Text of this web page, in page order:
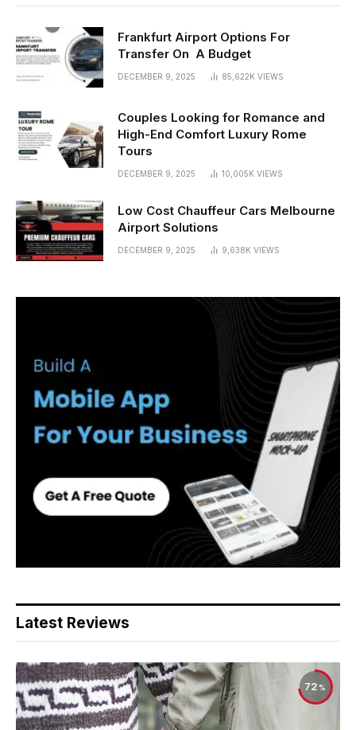
Frankfurt Airport Options For
Transfer On A Budget
DECEMBER 9, 2025 85,622K VIEWS
Couples Looking for Romance and
High-End Comfort Luxury Rome
Tours
DECEMBER 9, 2025 10,005K VIEWS
Low Cost Chauffeur Cars Melbourne
Airport Solutions
DECEMBER 9, 2025 9,638K VIEWS
Latest Reviews
72